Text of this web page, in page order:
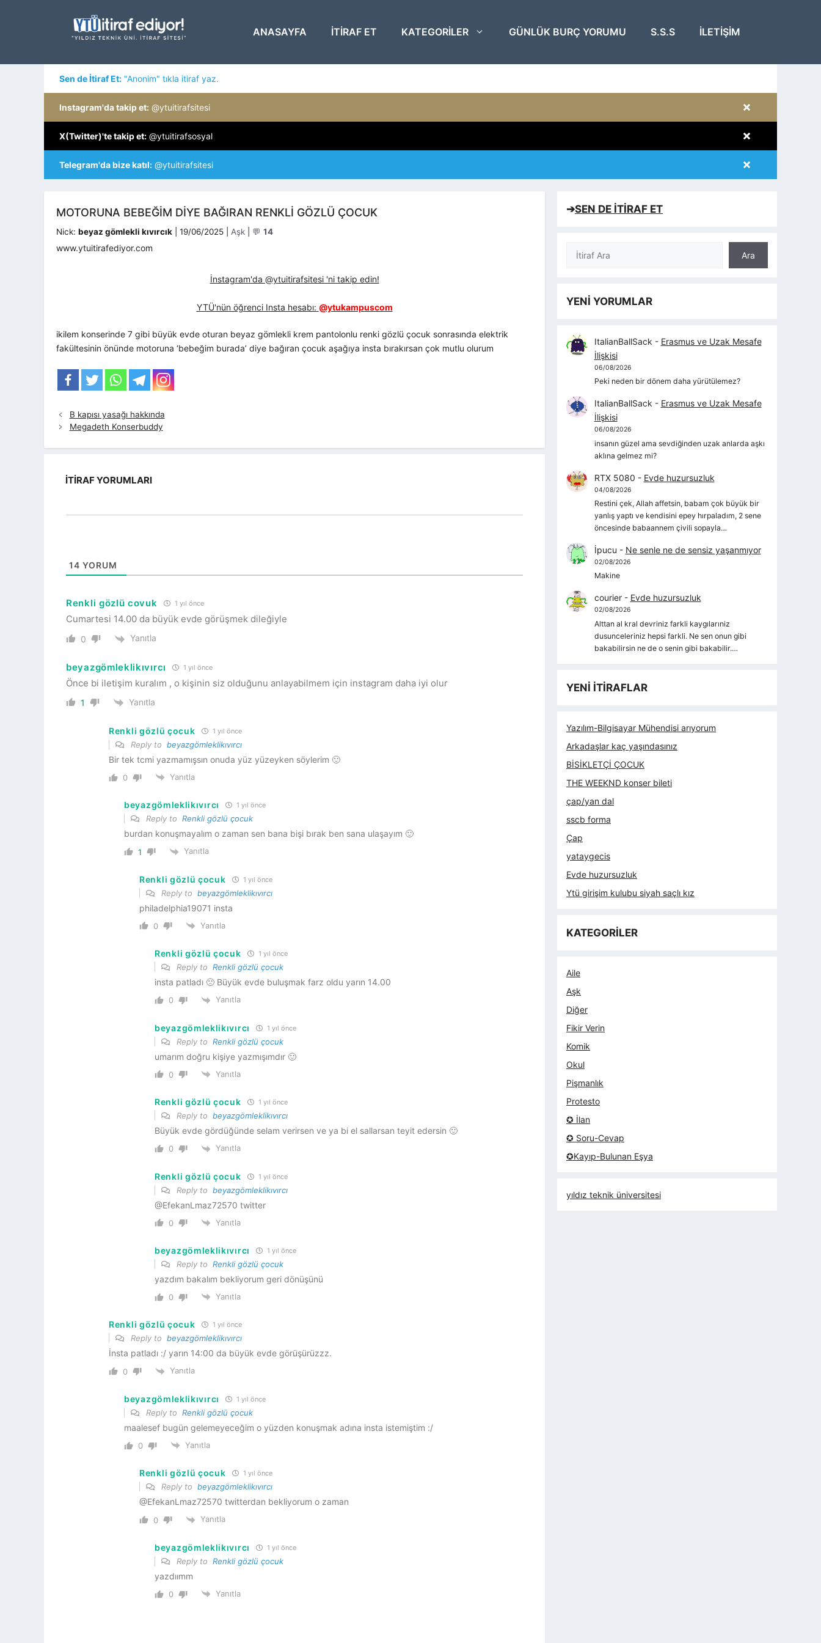
ANASAYFA ITIRAF ET KATEGORILER GÜNLÜK BURÇ YORUMU S.S.S İLETIŞIM
Sen de İtiraf Et: "Anonim" tıkla itiraf yaz.
×
Instagram'da takip et: @ytuitirafsitesi
×
X(Twitter)'te takip et: @ytuitirafsosyal
×
Telegram'da bize katıl: @ytuitirafsitesi
MOTORUNA BEBEĞIM DIYE BAĞIRAN RENKLI GÖZLÜ ÇOCUK
Nick: beyaz gömlekli kıvırcık 19/06/2025 Kategoriler
Aşk 💬 14
www.ytuitirafediyor.com
İnstagram'da @ytuitirafsitesi 'ni takip edin!
YTÜ'nün öğrenci Insta hesabı: @ytukampuscom
ikilem konserinde 7 gibi büyük evde oturan beyaz gömlekli krem pantolonlu renki gözlü çocuk sonrasında elektrik
fakültesinin önünde motoruna ‘bebeğim burada’ diye bağıran çocuk aşağıya insta bırakırsan çok mutlu olurum
B kapısı yasağı hakkında
Megadeth Konserbuddy
İTIRAF YORUMLARI
14 YORUM
Renkli gözlü covuk 1 yıl önce
Cumartesi 14.00 da büyük evde görüşmek dileğiyle
0 Yanıtla
beyazgömleklikıvırcı 1 yıl önce
Önce bi iletişim kuralım , o kişinin siz olduğunu anlayabilmem için instagram daha iyi olur
1 Yanıtla
Renkli gözlü çocuk 1 yıl önce
Reply to beyazgömleklikıvırcı
Bir tek tcmi yazmamışsın onuda yüz yüzeyken söylerim 🙂
0 Yanıtla
beyazgömleklikıvırcı 1 yıl önce
Reply to Renkli gözlü çocuk
burdan konuşmayalım o zaman sen bana bişi bırak ben sana ulaşayım 🙂
1 Yanıtla
Renkli gözlü çocuk 1 yıl önce
Reply to beyazgömleklikıvırcı
philadelphia19071 insta
0 Yanıtla
Renkli gözlü çocuk 1 yıl önce
Reply to Renkli gözlü çocuk
insta patladı 🙁 Büyük evde buluşmak farz oldu yarın 14.00
0 Yanıtla
beyazgömleklikıvırcı 1 yıl önce
Reply to Renkli gözlü çocuk
umarım doğru kişiye yazmışımdır 🙂
0 Yanıtla
Renkli gözlü çocuk 1 yıl önce
Reply to beyazgömleklikıvırcı
Büyük evde gördüğünde selam verirsen ve ya bi el sallarsan teyit edersin 🙂
0 Yanıtla
Renkli gözlü çocuk 1 yıl önce
Reply to beyazgömleklikıvırcı
@EfekanLmaz72570 twitter
0 Yanıtla
beyazgömleklikıvırcı 1 yıl önce
Reply to Renkli gözlü çocuk
yazdım bakalım bekliyorum geri dönüşünü
0 Yanıtla
Renkli gözlü çocuk 1 yıl önce
Reply to beyazgömleklikıvırcı
İnsta patladı :/ yarın 14:00 da büyük evde görüşürüzzz.
0 Yanıtla
beyazgömleklikıvırcı 1 yıl önce
Reply to Renkli gözlü çocuk
maalesef bugün gelemeyeceğim o yüzden konuşmak adına insta istemiştim :/
0 Yanıtla
Renkli gözlü çocuk 1 yıl önce
Reply to beyazgömleklikıvırcı
@EfekanLmaz72570 twitterdan bekliyorum o zaman
0 Yanıtla
beyazgömleklikıvırcı 1 yıl önce
Reply to Renkli gözlü çocuk
yazdıımm
0 Yanıtla
➔SEN DE İTİRAF ET
Ara
Ara
YENİ YORUMLAR
ItalianBallSack - Erasmus ve Uzak Mesafe
İlişkisi
06/08/2026
Peki neden bir dönem daha yürütülemez?
ItalianBallSack - Erasmus ve Uzak Mesafe
İlişkisi
06/08/2026
insanın güzel ama sevdiğinden uzak anlarda aşkı
aklına gelmez mi?
RTX 5080 - Evde huzursuzluk
04/08/2026
Restini çek, Allah affetsin, babam çok büyük bir
yanlış yaptı ve kendisini epey hırpaladım, 2 sene
öncesinde babaannem çivili sopayla…
İpucu - Ne senle ne de sensiz yaşanmıyor
02/08/2026
Makine
courier- Evde huzursuzluk
02/08/2026
Alttan al kral devriniz farkli kaygılarıniz
dusunceleriniz hepsi farkli. Ne sen onun gibi
bakabilirsin ne de o senin gibi bakabilir.…
YENİ İTİRAFLAR
Yazılım-Bilgisayar Mühendisi arıyorum
Arkadaşlar kaç yaşındasınız
BİSİKLETÇİ ÇOCUK
THE WEEKND konser bileti
çap/yan dal
sscb forma
Çap
yataygecis
Evde huzursuzluk
Ytü girişim kulubu siyah saçlı kız
KATEGORİLER
Aile
Aşk
Diğer
Fikir Verin
Komik
Okul
Pişmanlık
Protesto
✪ İlan
✪ Soru-Cevap
✪Kayıp-Bulunan Eşya
yıldız teknik üniversitesi